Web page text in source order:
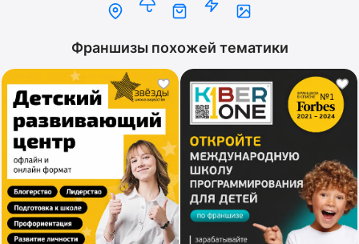
Франшизы похожей тематики